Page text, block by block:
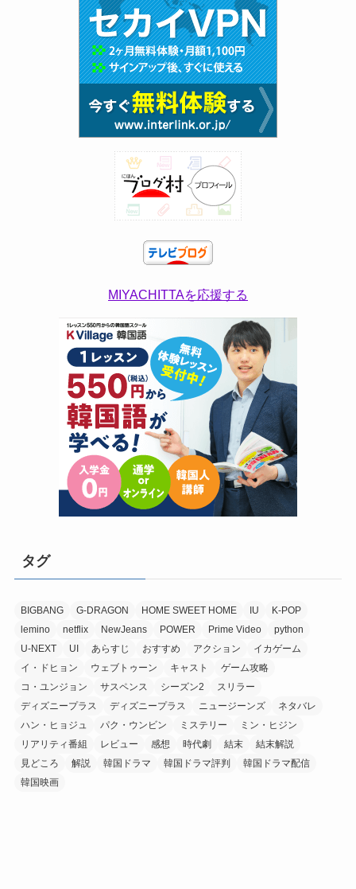
MIYACHITTAを応援する
タグ
BIGBANG G-DRAGON HOME SWEET HOME IU
K-POP
lemino
netflix NewJeans POWER Prime Video
python
U-NEXT
UI あらすじ おすすめ アクション
イカゲーム
イ・ドヒョン
ウェブトゥーン キャスト
ゲーム攻略
コ・ユンジョン
サスペンス シーズン2
スリラー
ディズニープラス
ディズニープラス ニュージーンズ
ネタバレ
ハン・ヒョジュ
パク・ウンビン ミステリー
ミン・ヒジン
リアリティ番組
レビュー 感想 時代劇 結末
結末解説
見どころ
解説 韓国ドラマ 韓国ドラマ評判
韓国ドラマ配信
韓国映画